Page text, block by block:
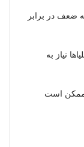
در برابر
نیاز به
ممکن است